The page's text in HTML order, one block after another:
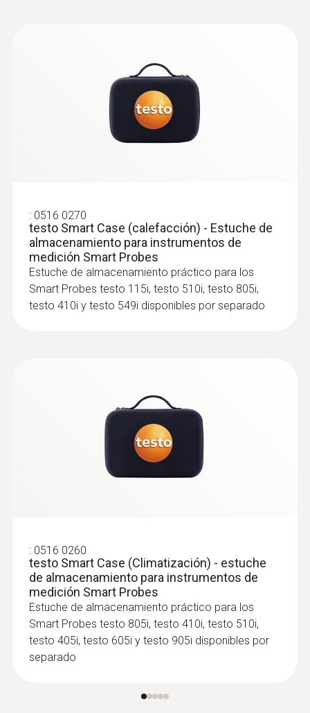
Estuche de almacenamiento práctico para
los Smart Probes testo 115i, testo 510i,
testo 805i, testo 410i y testo 549i
disponibles por separado
0563 0002 32
Set Ultimate HVACR testo Smart
Para todas las mediciones relacionadas con
Sets de producto
: 0563 0004
Set de calefacción Smart Probes - con
manejo a través de teléfono inteligente
Medición de la presión durante el flujo de
gas y la presión en reposo
: 0516 0270
testo Smart Case (calefacción) - Estuche de
almacenamiento para instrumentos de
medición Smart Probes
Estuche de almacenamiento práctico para los
Smart Probes testo 115i, testo 510i, testo 805i,
testo 410i y testo 549i disponibles por separado
: 0516 0260
testo Smart Case (Climatización) - estuche
de almacenamiento para instrumentos de
medición Smart Probes
Estuche de almacenamiento práctico para los
Smart Probes testo 805i, testo 410i, testo 510i,
testo 405i, testo 605i y testo 905i disponibles por
separado